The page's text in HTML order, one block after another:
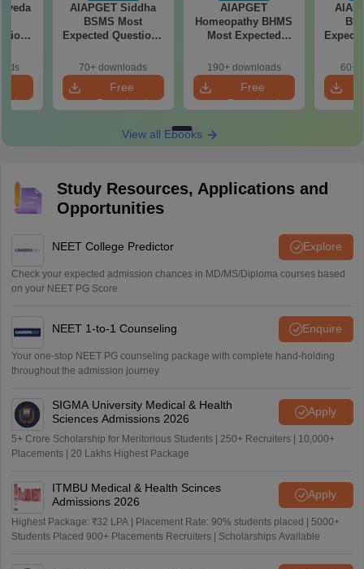
AIAPGET Siddha
BSMS Most
Expected Questions
Detailed Solutions
(Free eBook)
70+ downloads
Free
Download
AIAPGET
Homeopathy BHMS
Most Expected
with Detailed
Solutions (Free
eBook)
190+ downloads
Free
Download
60+
View all Ebooks
Study Resources, Applications and
Opportunities
NEET College Predictor Explore
Check your expected admission chances in MD/MS/Diploma courses based
on your NEET PG Score
NEET 1-to-1 Counseling Enquire
Your one-stop NEET PG counseling package with complete hand-holding
throughout the admission journey
SIGMA University Medical & Health
Sciences Admissions 2026
Apply
5+ Crore Scholarship for Meritorious Students | 250+ Recruiters | 10,000+
Placements | 20 Lakhs Highest Package
ITMBU Medical & Health Scinces
Admissions 2026
Apply
Highest Package: ₹32 LPA | Placement Rate: 90% students placed | 5000+
Students Placed 900+ Placements Recruiters | Scholarships Available